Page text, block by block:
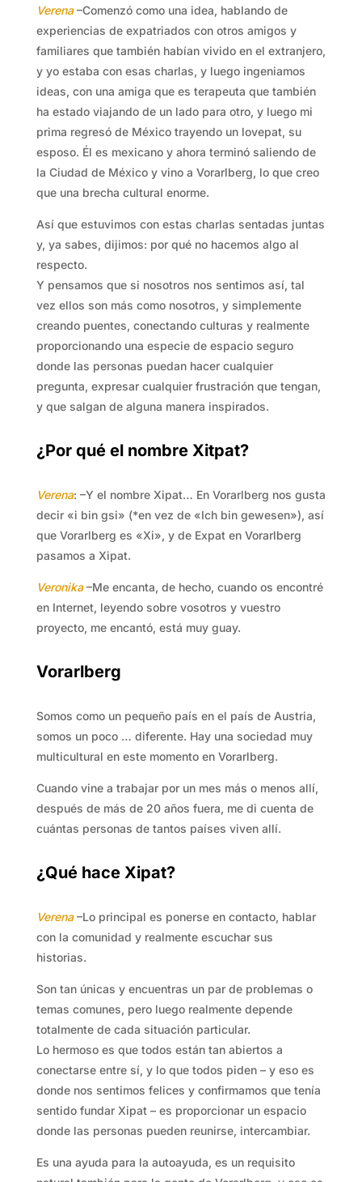
Verena –Comenzó como una idea, hablando de
experiencias de expatriados con otros amigos y
familiares que también habían vivido en el extranjero,
y yo estaba con esas charlas, y luego ingeniamos
ideas, con una amiga que es terapeuta que también
ha estado viajando de un lado para otro, y luego mi
prima regresó de México trayendo un lovepat, su
esposo. Él es mexicano y ahora terminó saliendo de
la Ciudad de México y vino a Vorarlberg, lo que creo
que una brecha cultural enorme.
Así que estuvimos con estas charlas sentadas juntas
y, ya sabes, dijimos: por qué no hacemos algo al
respecto.
Y pensamos que si nosotros nos sentimos así, tal
vez ellos son más como nosotros, y simplemente
creando puentes, conectando culturas y realmente
proporcionando una especie de espacio seguro
donde las personas puedan hacer cualquier
pregunta, expresar cualquier frustración que tengan,
y que salgan de alguna manera inspirados.
¿Por qué el nombre Xitpat?
Verena: –Y el nombre Xipat… En Vorarlberg nos gusta
decir «i bin gsi» (*en vez de «Ich bin gewesen»), así
que Vorarlberg es «Xi», y de Expat en Vorarlberg
pasamos a Xipat.
Veronika –Me encanta, de hecho, cuando os encontré
en Internet, leyendo sobre vosotros y vuestro
proyecto, me encantó, está muy guay.
Vorarlberg
Somos como un pequeño país en el país de Austria,
somos un poco … diferente. Hay una sociedad muy
multicultural en este momento en Vorarlberg.
Cuando vine a trabajar por un mes más o menos allí,
después de más de 20 años fuera, me di cuenta de
cuántas personas de tantos países viven allí.
¿Qué hace Xipat?
Verena –Lo principal es ponerse en contacto, hablar
con la comunidad y realmente escuchar sus
historias.
Son tan únicas y encuentras un par de problemas o
temas comunes, pero luego realmente depende
totalmente de cada situación particular.
Lo hermoso es que todos están tan abiertos a
conectarse entre sí, y lo que todos piden – y eso es
donde nos sentimos felices y confirmamos que tenía
sentido fundar Xipat – es proporcionar un espacio
donde las personas pueden reunirse, intercambiar.
Es una ayuda para la autoayuda, es un requisito